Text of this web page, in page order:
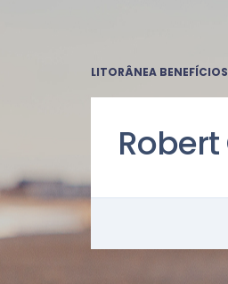
LITORÂNEA BENEFÍCIOS
Robert